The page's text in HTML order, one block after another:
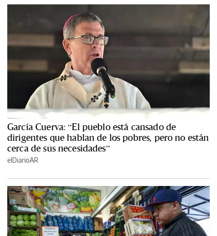
García Cuerva: “El pueblo está cansado de
dirigentes que hablan de los pobres, pero no están
cerca de sus necesidades”
elDiarioAR